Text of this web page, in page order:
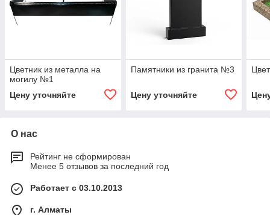
Цветник из металла на
могилу №1
Цену уточняйте
Памятники из гранита №3
Цену уточняйте
О нас
Рейтинг не сформирован
Менее 5 отзывов за последний год
Работает с 03.10.2013
г. Алматы